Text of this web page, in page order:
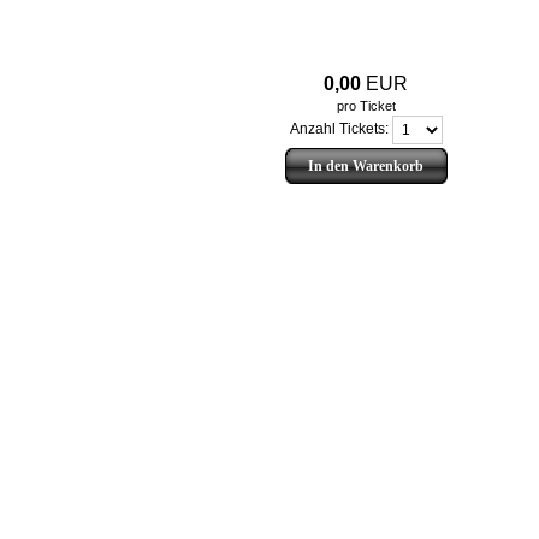
0,00 EUR
pro Ticket
Anzahl Tickets:
In den Warenkorb